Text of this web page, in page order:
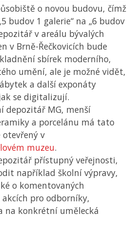
o novou budovu, čímž
budov 1 galerie“ na „6 budov
v areálu bývalých
v Brně-Řečkovicích bude
sbírek moderního,
umění, ale je možné vidět,
a další exponáty
se digitalizují.
depozitář MG, menší
a porcelánu má tato
v
muzeu.
přístupný veřejnosti,
například školní výpravy,
o komentovaných
pro odborníky,
na konkrétní umělecká